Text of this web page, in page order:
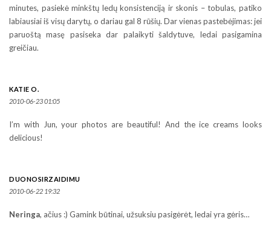
minutes, pasiekė minkštų ledų konsistenciją ir skonis – tobulas, patiko
labiausiai iš visų darytų, o dariau gal 8 rūšių. Dar vienas pastebėjimas: jei
paruoštą masę pasiseka dar palaikyti šaldytuve, ledai pasigamina
greičiau.
KATIE O.
2010-06-23 01:05
I’m with Jun, your photos are beautiful! And the ice creams looks
delicious!
DUONOSIRZAIDIMU
2010-06-22 19:32
Neringa, ačius :) Gamink būtinai, užsuksiu pasigėrėt, ledai yra gėris…